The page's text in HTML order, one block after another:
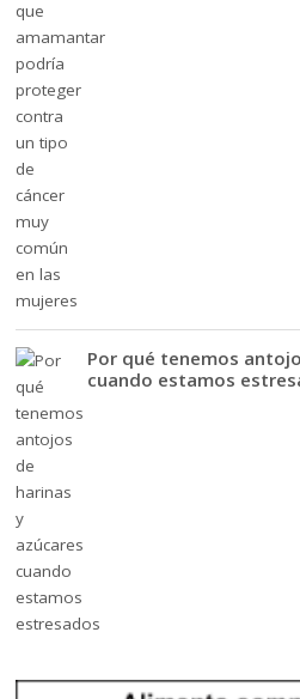
Por qué tenemos
cuando estamos